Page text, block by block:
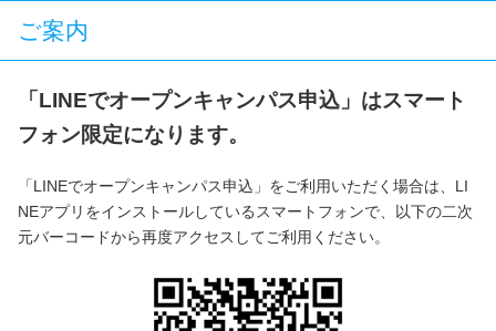
ご案内
「LINEでオープンキャンパス申込」はスマート
フォン限定になります。
「LINEでオープンキャンパス申込」をご利用いただく場合は、LI
NEアプリをインストールしているスマートフォンで、以下の二次
元バーコードから再度アクセスしてご利用ください。